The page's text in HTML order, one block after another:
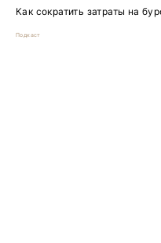
Как сократить затраты на
Подкаст